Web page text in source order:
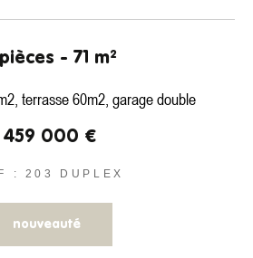
- 71 m²
terrasse 60m2, garage double
459 000 €
: 203 DUPLEX
nouveauté